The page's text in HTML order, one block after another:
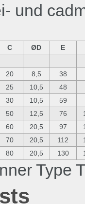
und
C ØD E
20 8,5
38
25 10,5
48
30 10,5
59
50 12,5 76
60 20,5 97
70 20,5 112
80 20,5 130
Type